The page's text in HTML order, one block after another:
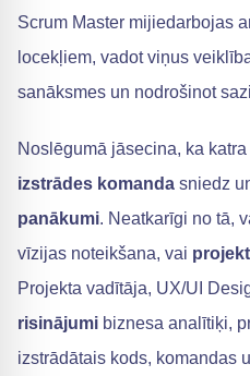
Scrum Master mijiedarbojas
locekļiem, vadot viņus
sanāksmes un nodrošinot
Noslēgumā jāsecina, ka katra
izstrādes komanda sniedz
panākumi. Neatkarīgi no tā,
vīzijas noteikšana, vai
Projekta vadītāja, UX/UI
risinājumi biznesa analītiķi,
izstrādātais kods, komandas